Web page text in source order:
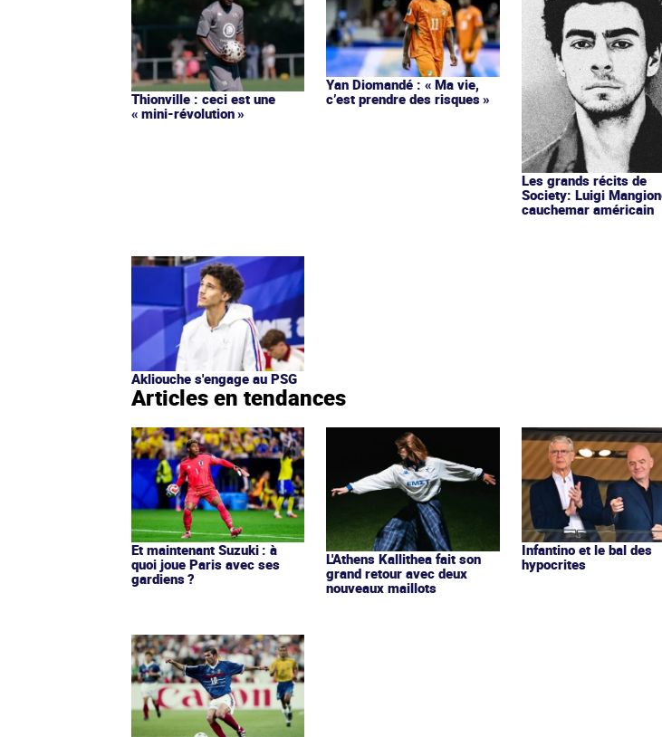
Thionville : ceci est une
« mini-révolution »
Yan Diomandé : « Ma vie,
c’est prendre des risques »
Les grands récits de
Society: Luigi
cauchemar américain
Akliouche s'engage au PSG
Articles en tendances
Et maintenant Suzuki : à
quoi joue Paris avec ses
gardiens ?
L'Athens Kallithea fait son
grand retour avec deux
nouveaux maillots
Infantino et le bal des
hypocrites